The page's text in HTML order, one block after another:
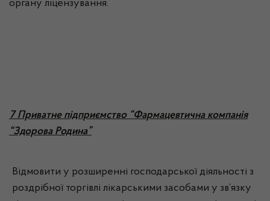
органу ліцензування.
7 Приватне підприємство “Фармацевтична компанія
“Здорова Родина”
Відмовити у розширенні господарської діяльності з
роздрібної торгівлі лікарськими засобами у зв’язку